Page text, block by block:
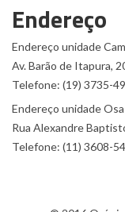
Endereço
Endereço unidade
Av. Barão de Itapura,
Telefone: (19) 3735-
Endereço unidade
Rua Alexandre
Telefone: (11) 3608-